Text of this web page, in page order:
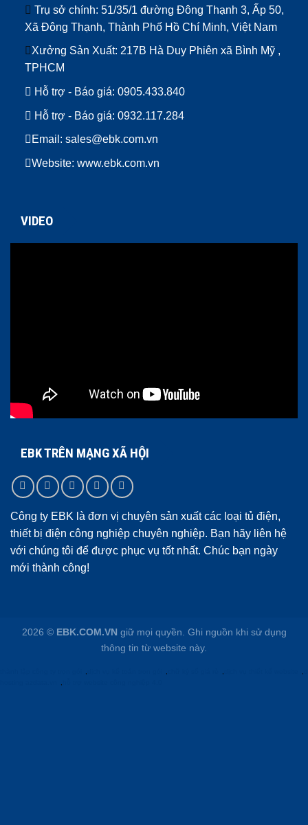
Trụ sở chính: 51/35/1 đường Đông Thạnh 3, Ấp 50,
Xã Đông Thạnh, Thành Phố Hồ Chí Minh, Việt Nam
Xưởng Sản Xuất: 217B Hà Duy Phiên xã Bình Mỹ ,
TPHCM
Hỗ trợ - Báo giá: 0905.433.840
Hỗ trợ - Báo giá: 0932.117.284
Email: sales@ebk.com.vn
Website: www.ebk.com.vn
VIDEO
EBK TRÊN MẠNG XÃ HỘI
Công ty EBK là đơn vị chuyên sản xuất các loại tủ điện,
thiết bị điện công nghiệp chuyên nghiệp. Bạn hãy liên hệ
với chúng tôi để được phục vụ tốt nhất. Chúc bạn ngày
mới thành công!
2026 © EBK.COM.VN giữ mọi quyền. Ghi nguồn khi sử dụng
thông tin từ website này.
, , , ,
,